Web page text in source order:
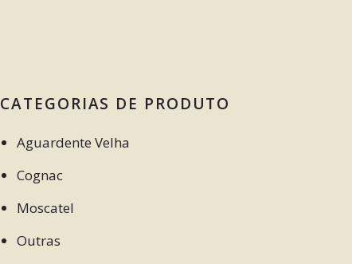
CATEGORIAS DE PRODUTO
Aguardente Velha
Cognac
Moscatel
Outras